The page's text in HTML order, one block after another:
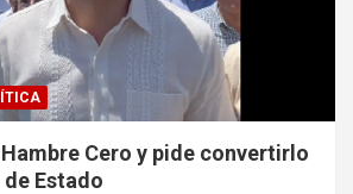
Cero y pide convertirlo
Estado